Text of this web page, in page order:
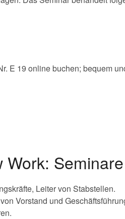
E 19 online buchen; bequem
Leiter von Stabstellen.
Vorstand und